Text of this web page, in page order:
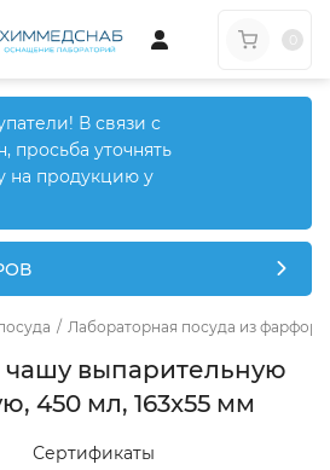
В связи с
просьба уточнять
на продукцию у
/ Лабораторная посуда из фарфора
чашу выпарительную
450 мл, 163x55 мм
Сертификаты